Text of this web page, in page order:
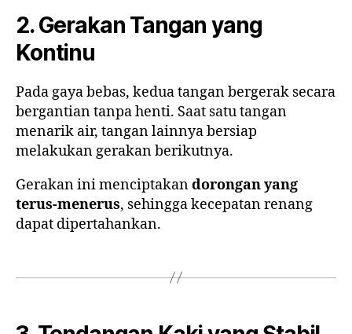
2. Gerakan Tangan yang
Kontinu
Pada gaya bebas, kedua tangan bergerak secara
bergantian tanpa henti. Saat satu tangan
menarik air, tangan lainnya bersiap
melakukan gerakan berikutnya.
Gerakan ini menciptakandorongan yang
terus-menerus, sehingga kecepatan renang
dapat dipertahankan.